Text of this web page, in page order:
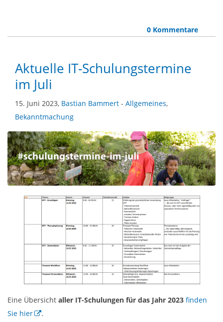
0 Kommentare
Aktuelle IT-Schulungstermine
im Juli
15. Juni 2023, Bastian Bammert - Allgemeines,
Bekanntmachung
Eine Übersicht aller IT-Schulungen für das Jahr 2023 finden
Sie hier
.